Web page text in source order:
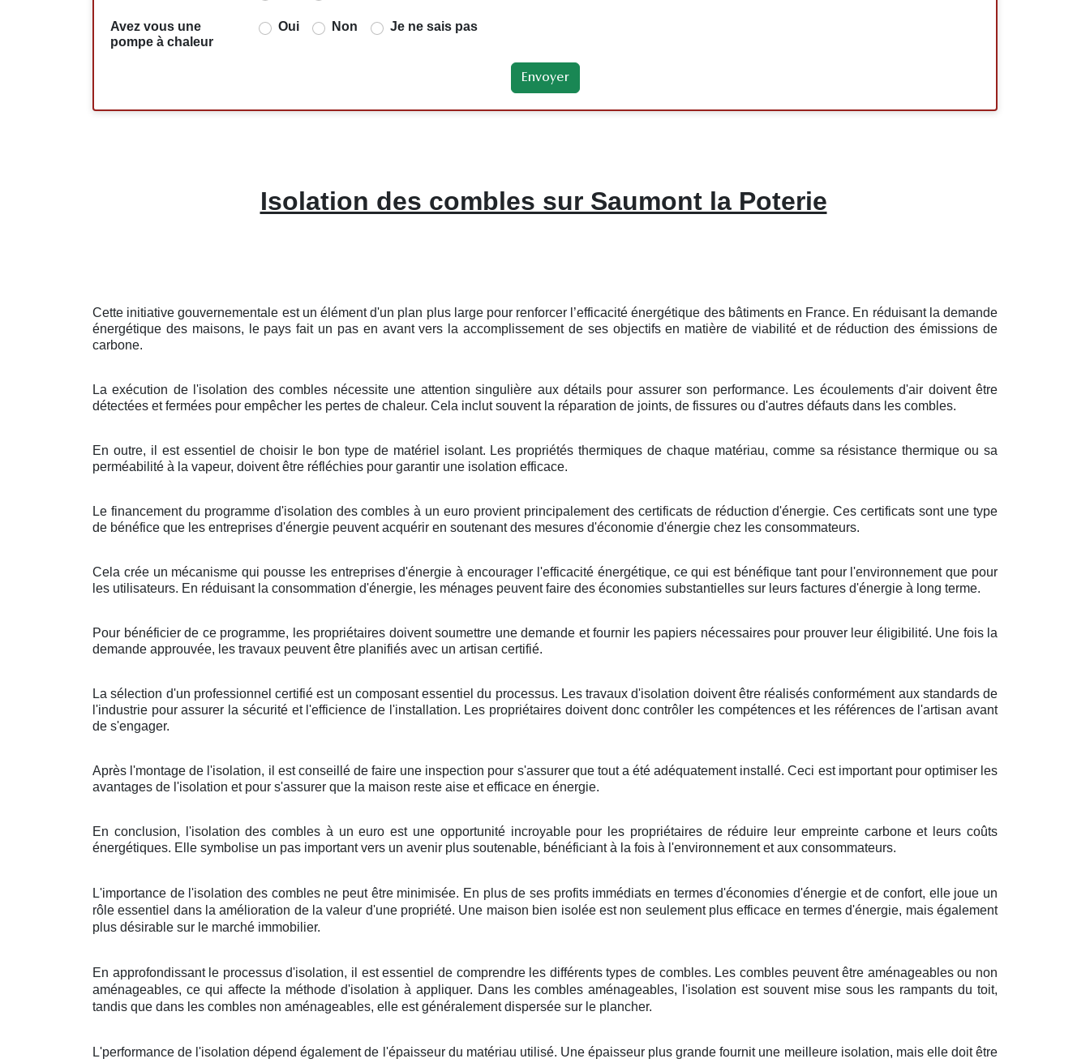
Avez vous une
pompe à chaleur
Oui Non Je ne sais pas
Isolation des combles sur Saumont la Poterie
Cette initiative gouvernementale est un élément d'un plan plus large pour renforcer l’efficacité énergétique des bâtiments en France. En réduisant la demande
énergétique des maisons, le pays fait un pas en avant vers la accomplissement de ses objectifs en matière de viabilité et de réduction des émissions de
carbone.
La exécution de l'isolation des combles nécessite une attention singulière aux détails pour assurer son performance. Les écoulements d'air doivent être
détectées et fermées pour empêcher les pertes de chaleur. Cela inclut souvent la réparation de joints, de fissures ou d'autres défauts dans les combles.
En outre, il est essentiel de choisir le bon type de matériel isolant. Les propriétés thermiques de chaque matériau, comme sa résistance thermique ou sa
perméabilité à la vapeur, doivent être réfléchies pour garantir une isolation efficace.
Le financement du programme d'isolation des combles à un euro provient principalement des certificats de réduction d'énergie. Ces certificats sont une type
de bénéfice que les entreprises d'énergie peuvent acquérir en soutenant des mesures d'économie d'énergie chez les consommateurs.
Cela crée un mécanisme qui pousse les entreprises d'énergie à encourager l'efficacité énergétique, ce qui est bénéfique tant pour l'environnement que pour
les utilisateurs. En réduisant la consommation d'énergie, les ménages peuvent faire des économies substantielles sur leurs factures d'énergie à long terme.
Pour bénéficier de ce programme, les propriétaires doivent soumettre une demande et fournir les papiers nécessaires pour prouver leur éligibilité. Une fois la
demande approuvée, les travaux peuvent être planifiés avec un artisan certifié.
La sélection d'un professionnel certifié est un composant essentiel du processus. Les travaux d'isolation doivent être réalisés conformément aux standards de
l'industrie pour assurer la sécurité et l'efficience de l'installation. Les propriétaires doivent donc contrôler les compétences et les références de l'artisan avant
de s'engager.
Après l'montage de l'isolation, il est conseillé de faire une inspection pour s'assurer que tout a été adéquatement installé. Ceci est important pour optimiser les
avantages de l'isolation et pour s'assurer que la maison reste aise et efficace en énergie.
En conclusion, l'isolation des combles à un euro est une opportunité incroyable pour les propriétaires de réduire leur empreinte carbone et leurs coûts
énergétiques. Elle symbolise un pas important vers un avenir plus soutenable, bénéficiant à la fois à l'environnement et aux consommateurs.
L'importance de l'isolation des combles ne peut être minimisée. En plus de ses profits immédiats en termes d'économies d'énergie et de confort, elle joue un
rôle essentiel dans la amélioration de la valeur d'une propriété. Une maison bien isolée est non seulement plus efficace en termes d'énergie, mais également
plus désirable sur le marché immobilier.
En approfondissant le processus d'isolation, il est essentiel de comprendre les différents types de combles. Les combles peuvent être aménageables ou non
aménageables, ce qui affecte la méthode d'isolation à appliquer. Dans les combles aménageables, l'isolation est souvent mise sous les rampants du toit,
tandis que dans les combles non aménageables, elle est généralement dispersée sur le plancher.
L'performance de l'isolation dépend également de l'épaisseur du matériau utilisé. Une épaisseur plus grande fournit une meilleure isolation, mais elle doit être